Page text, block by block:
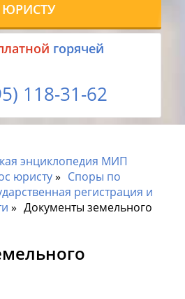
ЮРИСТУ
горячей
118-31-62
энциклопедия МИП
юристу
Споры по
регистрация и
Документы земельного